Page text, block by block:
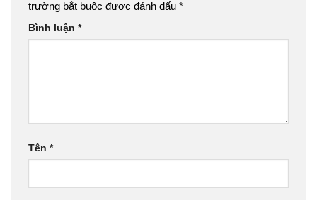
trường bắt buộc được đánh dấu *
Bình luận *
Tên *